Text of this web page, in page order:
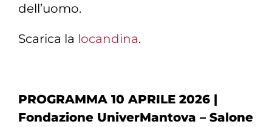
dell’uomo.
Scarica la locandina.
PROGRAMMA 10 APRILE 2026 |
Fondazione UniverMantova – Salone